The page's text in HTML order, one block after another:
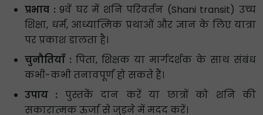
प्रभाव : 9वें घर में शनि परिवर्तन (Shani transit) उच्च
शिक्षा, धर्म, आध्यात्मिक प्रथाओं और ज्ञान के लिए यात्रा
पर प्रकाश डालता है।
चुनौतियाँ : पिता, शिक्षक या मार्गदर्शक के साथ संबंध
कभी-कभी तनावपूर्ण हो सकते हैं।
उपाय : पुस्तकें दान करें या छात्रों को शनि की
सकारात्मक ऊर्जा से जुड़ने में मदद करें।